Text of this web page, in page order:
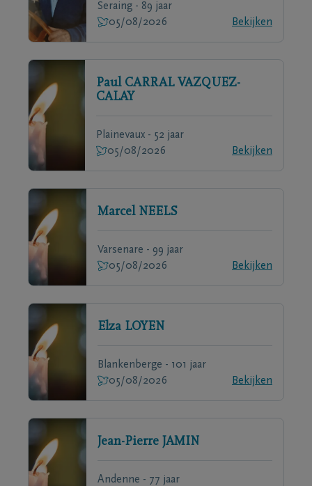
Seraing - 89 jaar
05/08/2026
Bekijken
Paul CARRAL VAZQUEZ-
CALAY
Plainevaux - 52 jaar
05/08/2026
Bekijken
Marcel NEELS
Varsenare - 99 jaar
05/08/2026
Bekijken
Elza LOYEN
Blankenberge - 101 jaar
05/08/2026
Bekijken
Jean-Pierre JAMIN
Andenne - 77 jaar